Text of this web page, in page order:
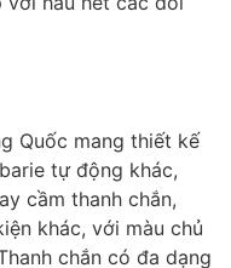
Quốc mang thiết kế
tự động khác,
cầm thanh chắn,
khác, với màu chủ
chắn có đa dạng